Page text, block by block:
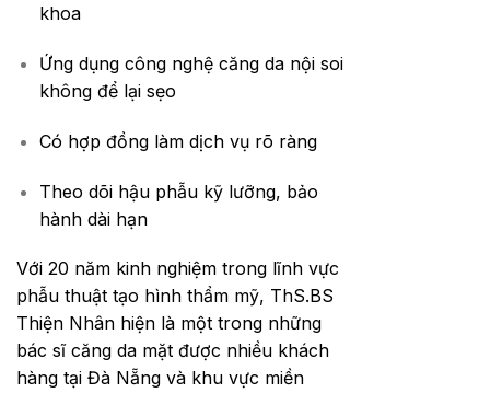
khoa
Ứng dụng công nghệ căng da nội soi
không để lại sẹo
Có hợp đồng làm dịch vụ rõ ràng
Theo dõi hậu phẫu kỹ lưỡng, bảo
hành dài hạn
Với 20 năm kinh nghiệm trong lĩnh vực
phẫu thuật tạo hình thẩm mỹ, ThS.BS
Thiện Nhân hiện là một trong những
bác sĩ căng da mặt được nhiều khách
hàng tại Đà Nẵng và khu vực miền